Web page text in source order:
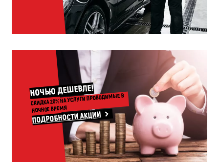
НОЧЬЮ ДЕШЕВЛЕ!
СКИДКА 20% НА УСЛУГИ ПРОВОДИМЫЕ В
НОЧНОЕ ВРЕМЯ
ПОДРОБНОСТИ АКЦИИ